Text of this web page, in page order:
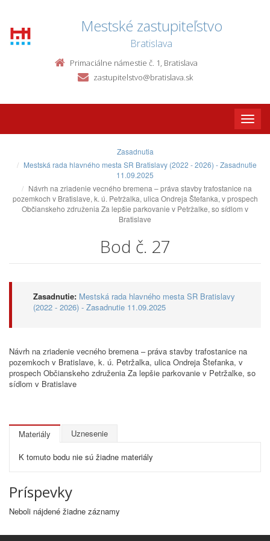
Mestské zastupiteľstvo
Bratislava
Primaciálne námestie č. 1, Bratislava
zastupitelstvo@bratislava.sk
Toggle
Zasadnutia
Mestská rada hlavného mesta SR Bratislavy (2022 - 2026) - Zasadnutie
11.09.2025
Návrh na zriadenie vecného bremena – práva stavby trafostanice na
pozemkoch v Bratislave, k. ú. Petržalka, ulica Ondreja Štefanka, v prospech
Občianskeho združenia Za lepšie parkovanie v Petržalke, so sídlom v
Bratislave
Bod č. 27
Zasadnutie: Mestská rada hlavného mesta SR Bratislavy
(2022 - 2026) - Zasadnutie 11.09.2025
Návrh na zriadenie vecného bremena – práva stavby trafostanice na
pozemkoch v Bratislave, k. ú. Petržalka, ulica Ondreja Štefanka, v
prospech Občianskeho združenia Za lepšie parkovanie v Petržalke, so
sídlom v Bratislave
Materiály Uznesenie
K tomuto bodu nie sú žiadne materiály
Príspevky
Neboli nájdené žiadne záznamy